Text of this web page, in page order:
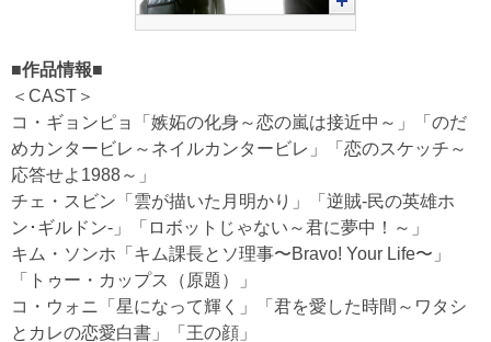
■作品情報■
＜CAST＞
コ・ギョンピョ「嫉妬の化身～恋の嵐は接近中～」「のだ
めカンタービレ～ネイルカンタービレ」「恋のスケッチ～
応答せよ1988～」
チェ・スビン「雲が描いた月明かり」「逆賊-民の英雄ホ
ン･ギルドン-」「ロボットじゃない～君に夢中！～」
キム・ソンホ「キム課長とソ理事〜Bravo! Your Life〜」
「トゥー・カップス（原題）」
コ・ウォニ「星になって輝く」「君を愛した時間～ワタシ
とカレの恋愛白書」「王の顔」